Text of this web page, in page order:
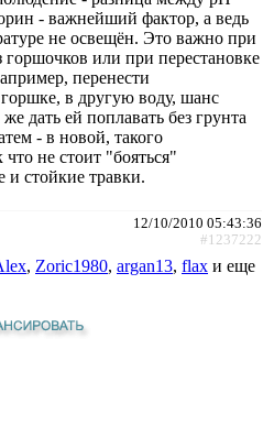
- важнейший фактор, а ведь
не освещён. Это важно при
или при перестановке
перенести
в другую воду, шанс
дать ей поплавать без грунта
- в новой, такого
не стоит "бояться"
и стойкие травки.
12/10/2010 05:43:36
#1237222
, Zoric1980, argan13, flax и еще